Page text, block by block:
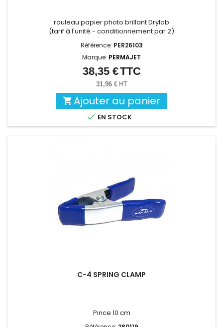
rouleau papier photo brillant Drylab
(tarif à l'unité - conditionnement par 2)
Référence: PER26103
Marque: PERMAJET
Prix
38,35 €TTC
31,96 € HT
 Ajouter au panier
 EN STOCK
C-4 SPRING CLAMP
Pince 10 cm